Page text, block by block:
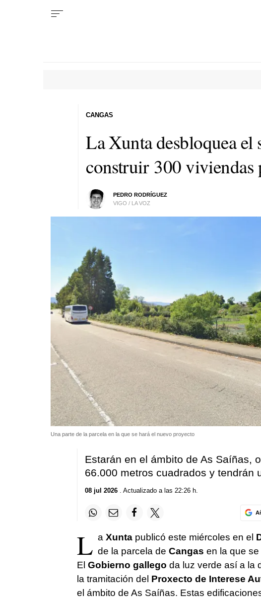
La Xunta desbloquea el
construir 300 viviendas
PEDRO RODRÍGUEZ
VIGO / LA VOZ
CANGAS
Una parte de la parcela en la que se hará el nuevo proyecto
Estarán en el ámbito de As Saíñas,
66.000 metros cuadrados y tendrán
08 jul 2026. Actualizado a las 22:26 h.
L a Xuntapublicó este miércoles en el
de la parcela de Cangas en la que
El Gobierno gallego da luz verde así a la
la tramitación del Proxecto de Interese
el ámbito de As Saíñas. Estas